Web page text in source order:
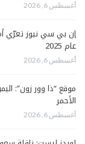
أغسطس 6, 2026
إن بي سي نيوز تعرّي
عام 2025
أغسطس 6, 2026
موقع “ذا وور زون”:
الأحمر
أغسطس 6, 2026